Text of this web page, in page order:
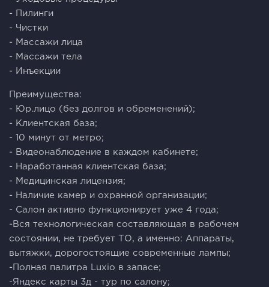
- Пилинги
- Чистки
- Массажи лица
- Массажи тела
- Инъекции
Преимущества:
- Юр.лицо (без долгов и обременений);
- Клиентская база;
- 10 минут от метро;
- Видеонаблюдение в каждом кабинете;
- Наработанная клиентская база;
- Медицинская лицензия;
- Наличие камер и охранной организации;
- Салон активно функционирует уже 4 года;
-Вся технологическая составляющая в рабочем
состоянии, не требует ТО, а именно: Аппараты,
вытяжки, дорогостоящие современные лампы;
-Полная палитра Luxio в запасе;
-Яндекс карты 3д - тур по салону;